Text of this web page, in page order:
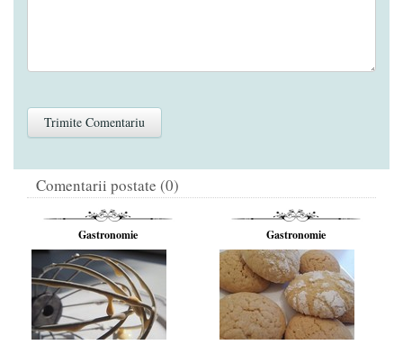
Comentarii postate (0)
Gastronomie Gastronomie